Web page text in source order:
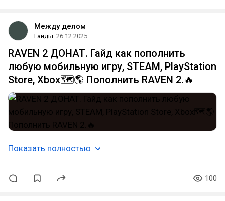
Между делом
Гайды 26.12.2025
RAVEN 2 ДОНАТ. Гайд как пополнить
любую мобильную игру, STEAM, PlayStation
Store, Xbox🗺️🌎 Пополнить RAVEN 2.🔥
Показать полностью
100